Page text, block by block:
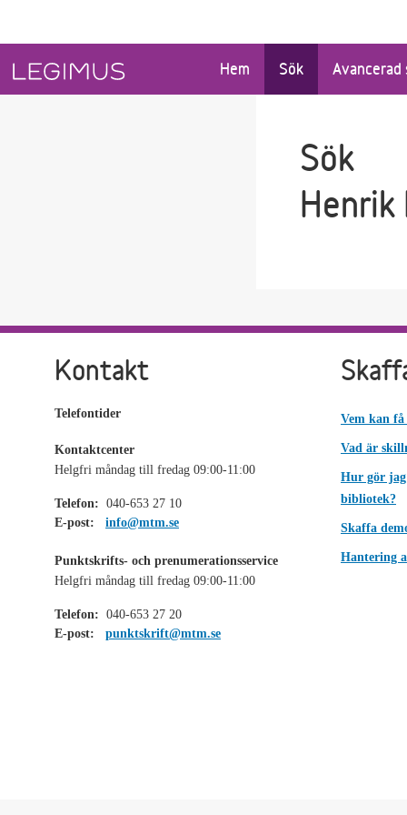
Hem Sök Avancerad
Sök
Henrik
Kontakt
Telefontider
Kontaktcenter
Helgfri måndag till fredag 09:00-11:00
Telefon: 040-653 27 10
E-post:
info@mtm.se
Punktskrifts- och prenumerationsservice
Helgfri måndag till fredag 09:00-11:00
Telefon: 040-653 27 20
E-post:
punktskrift@mtm.se
Vem kan
Vad är
Hur gör jag
bibliotek?
Skaffa
Hantering